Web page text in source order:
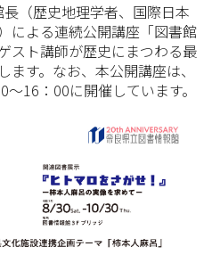
（歴史地理学者、国際日本
による連続公開講座「図書館
スト講師が歴史にまつわる最
す。なお、本公開講座は、
16：00に開催しています。